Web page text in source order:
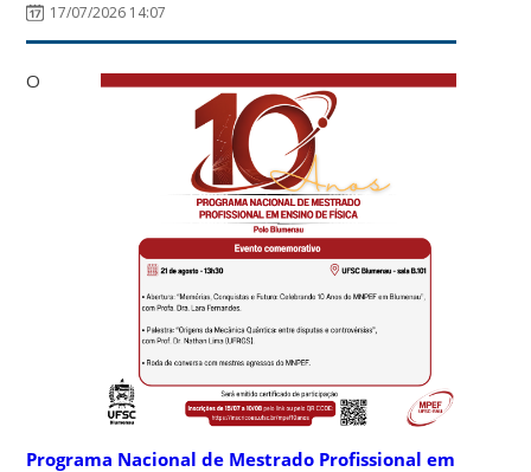
17/07/2026 14:07
O
Programa Nacional de Mestrado Profissional em